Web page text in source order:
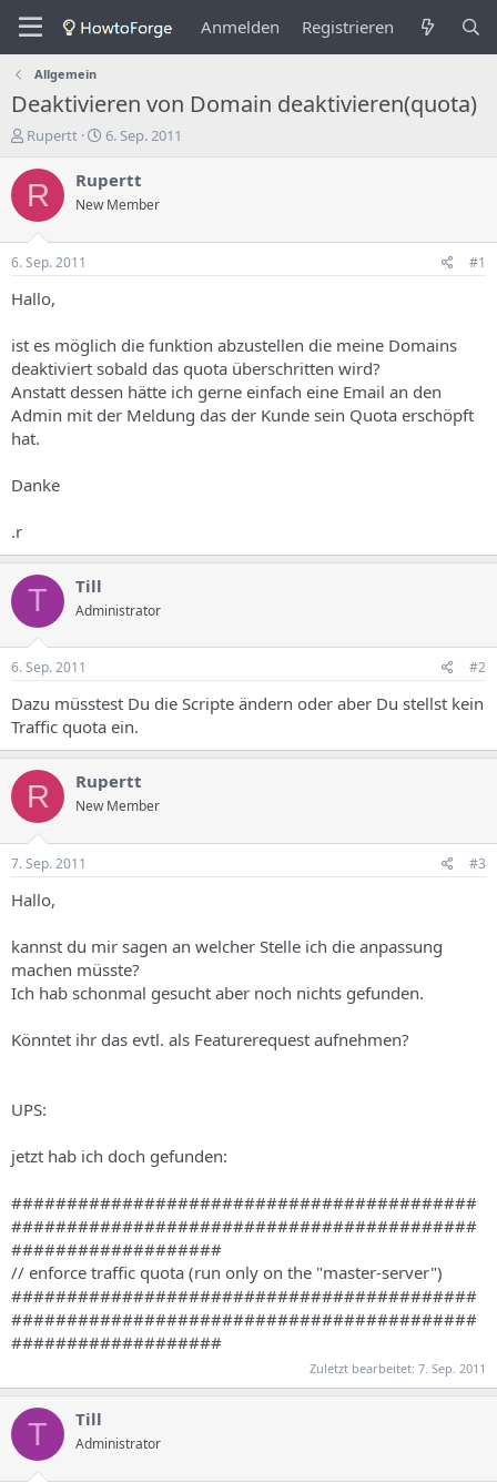
Anmelden Registrieren
Allgemein
Deaktivieren von Domain deaktivieren(quota)
E
s
e
l
e
r
s
T
h
e
m
Rupertt
E
s
e
d
a
t
u
6. Sep. 2011
R Rupertt
New Member
6. Sep. 2011 #1
Hallo,
ist es möglich die funktion abzustellen die meine Domains
deaktiviert sobald das quota überschritten wird?
Anstatt dessen hätte ich gerne einfach eine Email an den
Admin mit der Meldung das der Kunde sein Quota erschöpft
hat.
Danke
.r
T Till
Administrator
6. Sep. 2011 #2
Dazu müsstest Du die Scripte ändern oder aber Du stellst kein
Traffic quota ein.
R Rupertt
New Member
7. Sep. 2011 #3
Hallo,
kannst du mir sagen an welcher Stelle ich die anpassung
machen müsste?
Ich hab schonmal gesucht aber noch nichts gefunden.
Könntet ihr das evtl. als Featurerequest aufnehmen?
UPS:
jetzt hab ich doch gefunden:
##########################################
##########################################
###################
// enforce traffic quota (run only on the "master-server")
##########################################
##########################################
###################
Zuletzt bearbeitet: 7. Sep. 2011
T Till
Administrator